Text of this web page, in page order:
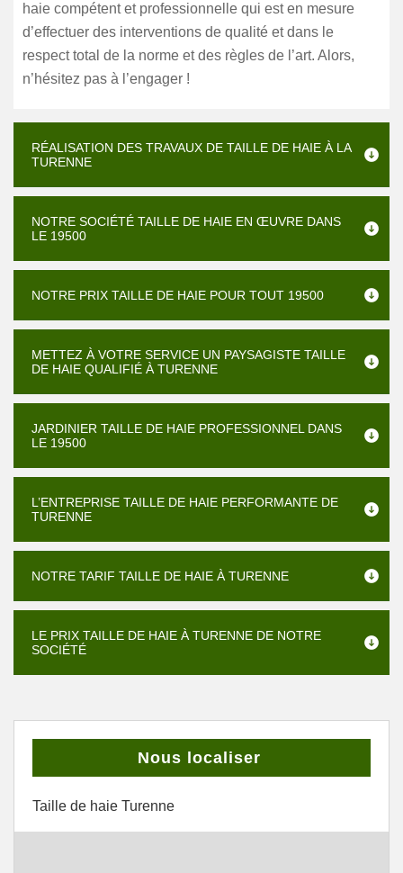
haie compétent et professionnelle qui est en mesure
d’effectuer des interventions de qualité et dans le
respect total de la norme et des règles de l’art. Alors,
n’hésitez pas à l’engager !
RÉALISATION DES TRAVAUX DE TAILLE DE HAIE À LA
TURENNE
NOTRE SOCIÉTÉ TAILLE DE HAIE EN ŒUVRE DANS
LE 19500
NOTRE PRIX TAILLE DE HAIE POUR TOUT 19500
METTEZ À VOTRE SERVICE UN PAYSAGISTE TAILLE
DE HAIE QUALIFIÉ À TURENNE
JARDINIER TAILLE DE HAIE PROFESSIONNEL DANS
LE 19500
L’ENTREPRISE TAILLE DE HAIE PERFORMANTE DE
TURENNE
NOTRE TARIF TAILLE DE HAIE À TURENNE
LE PRIX TAILLE DE HAIE À TURENNE DE NOTRE
SOCIÉTÉ
Nous localiser
Taille de haie Turenne